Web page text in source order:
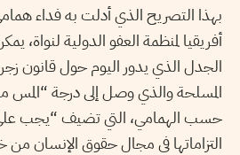
بهذا التصريح الذي أدلت به فداء
أفريقيا لمنظمة العفو الدولية
الجدل الذي يدور اليوم حول قانون
المسلحة والذي وصل إلى درجة “المس
حسب الهمامي، التي تضيف “يجب
التزاماتها في مجال حقوق الإنسان من